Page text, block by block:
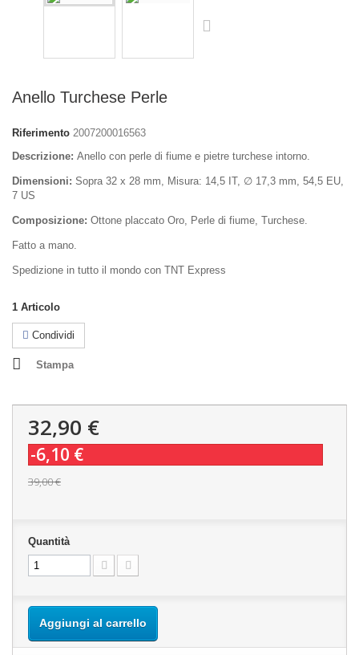
Anello Turchese Perle
Riferimento 2007200016563
Descrizione: Anello con perle di fiume e pietre turchese intorno.
Dimensioni: Sopra 32 x 28 mm, Misura: 14,5 IT, ∅ 17,3 mm, 54,5 EU,
7 US
Composizione: Ottone placcato Oro, Perle di fiume, Turchese.
Fatto a mano.
Spedizione in tutto il mondo con TNT Express
1 Articolo
Condividi
Stampa
32,90 €
-6,10 €
39,00 €
Quantità
Aggiungi al carrello